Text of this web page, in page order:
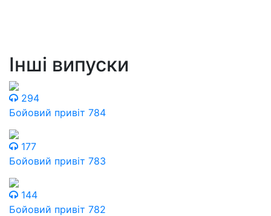
Інші випуски
294
Бойовий привіт 784
177
Бойовий привіт 783
144
Бойовий привіт 782